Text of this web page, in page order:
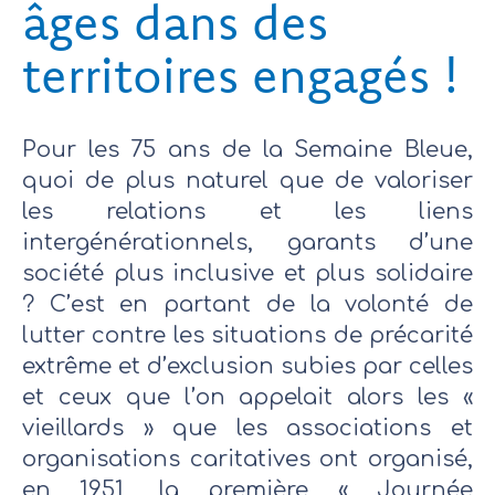
âges dans des
territoires engagés !
Pour les 75 ans de la Semaine Bleue,
quoi de plus naturel que de valoriser
les relations et les liens
intergénérationnels, garants d’une
société plus inclusive et plus solidaire
? C’est en partant de la volonté de
lutter contre les situations de précarité
extrême et d’exclusion subies par celles
et ceux que l’on appelait alors les «
vieillards » que les associations et
organisations caritatives ont organisé,